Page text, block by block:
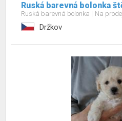
Ruská barevná bolonka
Ruská barevná bolonka Na
Držkov